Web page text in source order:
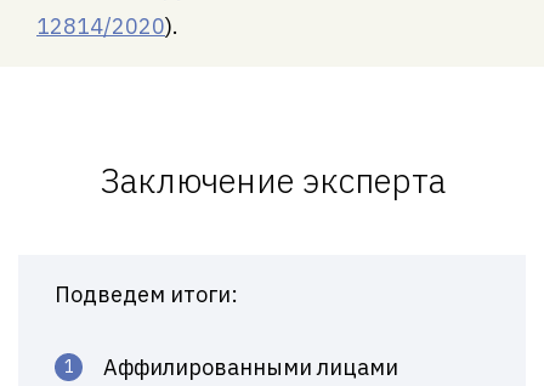
12814/2020).
Заключение эксперта
Подведем итоги:
Аффилированными лицами